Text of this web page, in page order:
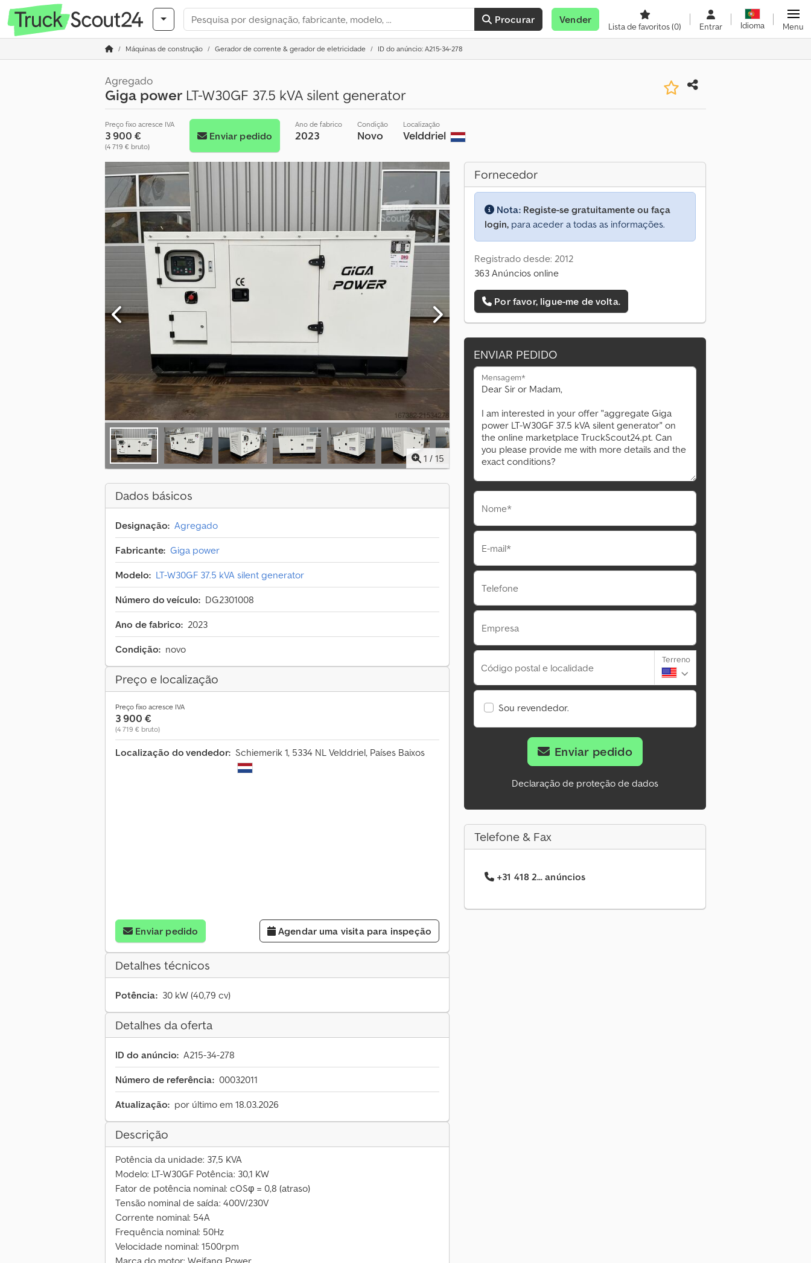
Procurar Vender
Lista de favoritos(0) Entrar Idioma Menu
Máquinas de construção Gerador de corrente & gerador de eletricidade ID do anúncio: A215-34-278
Agregado
Giga power LT-W30GF 37.5 kVA silent generator
Preço fixo acresce IVA
3 900 €
(4 719 € bruto)
Enviar pedido
Ano de fabrico
2023
Condição
Novo
Localização
Velddriel
1 / 15
Dados básicos
Designação: Agregado
Fabricante: Giga power
Modelo: LT-W30GF 37.5 kVA silent generator
Número do veículo: DG2301008
Ano de fabrico: 2023
Condição: novo
Preço e localização
Preço fixo acresce IVA
3 900 €
(4 719 € bruto)
Localização do vendedor: Schiemerik 1, 5334 NL Velddriel, Países Baixos
Enviar pedido Agendar uma visita para inspeção
Detalhes técnicos
Potência: 30 kW (40,79 cv)
Detalhes da oferta
ID do anúncio: A215-34-278
Número de referência: 00032011
Atualização: por último em 18.03.2026
Descrição
Potência da unidade: 37,5 KVA
Modelo: LT-W30GF Potência: 30,1 KW
Fator de potência nominal: cOSφ = 0,8 (atraso)
Tensão nominal de saída: 400V/230V
Corrente nominal: 54A
Frequência nominal: 50Hz
Velocidade nominal: 1500rpm
Fornecedor
Nota: Registe-se gratuitamente ou faça
login, para aceder a todas as informações.
Registrado desde: 2012
363 Anúncios online
Por favor, ligue-me de volta.
ENVIAR PEDIDO
Mensagem*
Nome*
E-mail*
Telefone
Empresa
Código postal e localidade
Terreno
Sou revendedor.
Enviar pedido
Declaração de proteção de dados
Telefone & Fax
+31 418 2... anúncios